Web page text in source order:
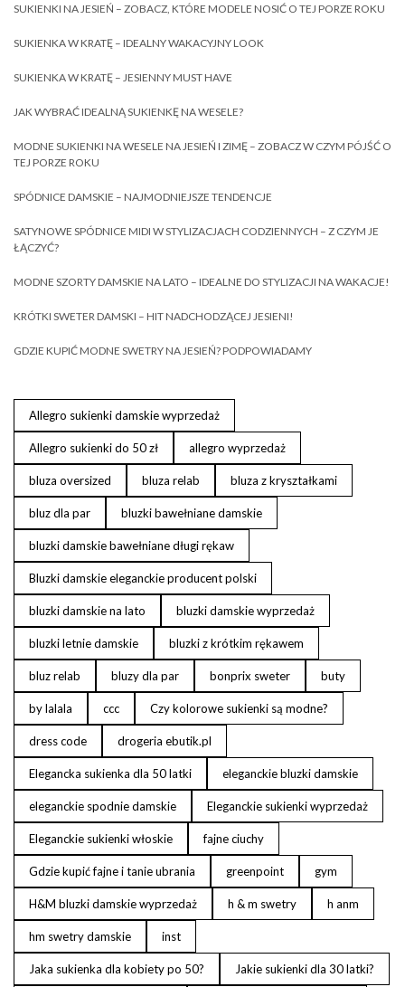
SUKIENKI NA JESIEŃ – ZOBACZ, KTÓRE MODELE NOSIĆ O TEJ PORZE ROKU
SUKIENKA W KRATĘ – IDEALNY WAKACYJNY LOOK
SUKIENKA W KRATĘ – JESIENNY MUST HAVE
JAK WYBRAĆ IDEALNĄ SUKIENKĘ NA WESELE?
MODNE SUKIENKI NA WESELE NA JESIEŃ I ZIMĘ – ZOBACZ W CZYM PÓJŚĆ O
TEJ PORZE ROKU
SPÓDNICE DAMSKIE – NAJMODNIEJSZE TENDENCJE
SATYNOWE SPÓDNICE MIDI W STYLIZACJACH CODZIENNYCH – Z CZYM JE
ŁĄCZYĆ?
MODNE SZORTY DAMSKIE NA LATO – IDEALNE DO STYLIZACJI NA WAKACJE!
KRÓTKI SWETER DAMSKI – HIT NADCHODZĄCEJ JESIENI!
GDZIE KUPIĆ MODNE SWETRY NA JESIEŃ? PODPOWIADAMY
Allegro sukienki damskie wyprzedaż
Allegro sukienki do 50 zł allegro wyprzedaż
bluza oversized bluza relab bluza z kryształkami
bluz dla par bluzki bawełniane damskie
bluzki damskie bawełniane długi rękaw
Bluzki damskie eleganckie producent polski
bluzki damskie na lato bluzki damskie wyprzedaż
bluzki letnie damskie bluzki z krótkim rękawem
bluz relab bluzy dla par bonprix sweter buty
by lalala ccc Czy kolorowe sukienki są modne?
dress code drogeria ebutik.pl
Elegancka sukienka dla 50 latki eleganckie bluzki damskie
eleganckie spodnie damskie Eleganckie sukienki wyprzedaż
Eleganckie sukienki włoskie fajne ciuchy
Gdzie kupić fajne i tanie ubrania greenpoint gym
H&M bluzki damskie wyprzedaż h & m swetry h anm
hm swetry damskie inst
Jaka sukienka dla kobiety po 50? Jakie sukienki dla 30 latki?